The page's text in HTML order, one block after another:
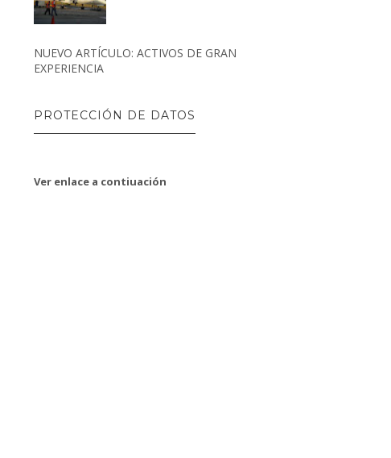
NUEVO ARTÍCULO: ACTIVOS DE GRAN
EXPERIENCIA
PROTECCIÓN DE DATOS
Ver enlace a contiuación